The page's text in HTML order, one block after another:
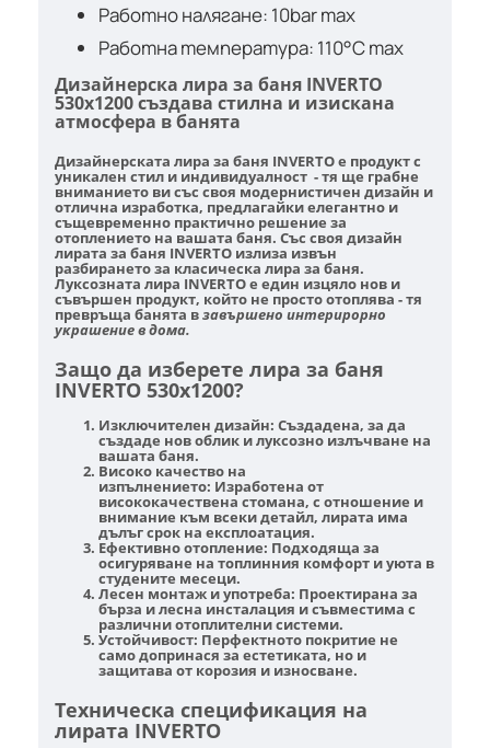
Работно налягане: 10bar max
Работна температура: 110°С max
Дизайнерска лира за баня INVERTO
530х1200 създава стилна и изискана
атмосфера в банята
Дизайнерската лира за баня INVERTOе продукт с
уникален стил и индивидуалност - тя ще грабне
вниманието ви със своя модернистичен дизайн и
отлична изработка, предлагайки елегантно и
същевременно практично решение за
отоплението на вашата баня. Със своя дизайн
лирата за баня INVERTO излиза извън
разбирането за класическа лира за баня.
Луксозната лира INVERTO е един изцяло нов и
съвършен продукт, който не просто отоплява - тя
превръща банята взавършено интерирорно
украшение в дома.
Защо да изберете лира за баня
INVERTO 530х1200?
Изключителен дизайн: Създадена, за да
създаде нов облик и луксозно излъчване на
вашата баня.
Високо качество на
изпълнението: Изработена от
висококачествена стомана, с отношение и
внимание към всеки детайл, лирата има
дълъг срок на експлоатация.
Ефективно отопление: Подходяща за
осигуряване на топлинния комфорт и уюта в
студените месеци.
Лесен монтаж и употреба: Проектирана за
бърза и лесна инсталация и съвместима с
различни отоплителни системи.
Устойчивост: Перфектното покритие не
само допринася за естетиката, но и
защитава от корозия и износване.
Техническа спецификация на
лирата INVERTO